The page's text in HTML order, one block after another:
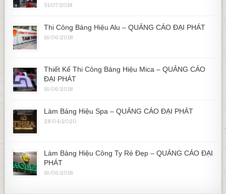
31/07/2018
Thi Công Bảng Hiệu Alu – QUẢNG CÁO ĐẠI PHÁT
16/06/2018
Thiết Kế Thi Công Bảng Hiệu Mica – QUẢNG CÁO
ĐẠI PHÁT
16/06/2018
Làm Bảng Hiệu Spa – QUẢNG CÁO ĐẠI PHÁT
28/04/2020
Làm Bảng Hiệu Công Ty Rẻ Đẹp – QUẢNG CÁO ĐẠI
PHÁT
16/06/2018